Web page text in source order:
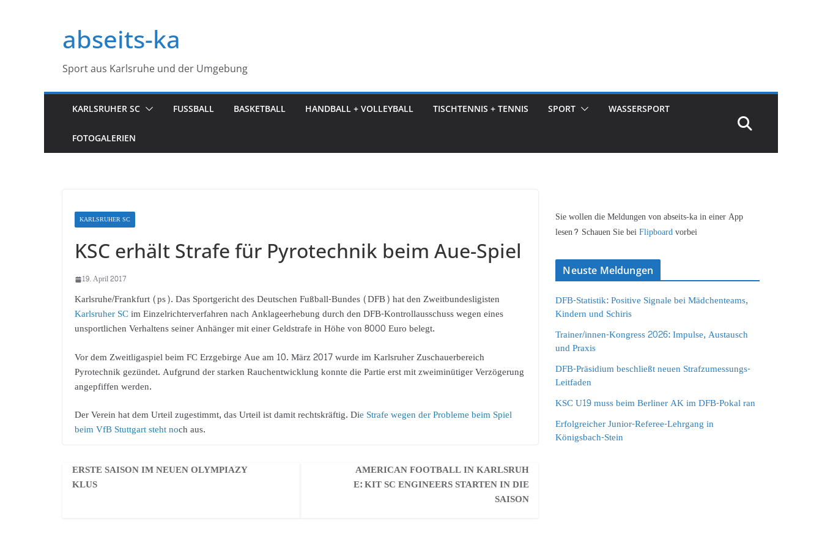
springenabseits-ka
Sport aus Karlsruhe und der Umgebung
KARLSRUHER SC FUSSBALL BASKETBALL HANDBALL + VOLLEYBALL TISCHTENNIS + TENNIS SPORT WASSERSPORT
FOTOGALERIEN
KARLSRUHER SC
KSC erhält Strafe für Pyrotechnik beim Aue-Spiel
19. April 2017
Karlsruhe/Frankfurt (ps). Das Sportgericht des Deutschen Fußball-Bundes (DFB) hat den Zweitbundesligisten
Karlsruher SCim Einzelrichterverfahren nach Anklageerhebung durch den DFB-Kontrollausschuss wegen eines
unsportlichen Verhaltens seiner Anhänger mit einer Geldstrafe in Höhe von 8000 Euro belegt.
Vor dem Zweitligaspiel beim FC Erzgebirge Aue am 10. März 2017 wurde im Karlsruher Zuschauerbereich
Pyrotechnik gezündet. Aufgrund der starken Rauchentwicklung konnte die Partie erst mit zweiminütiger Verzögerung
angepfiffen werden.
Der Verein hat dem Urteil zugestimmt, das Urteil ist damit rechtskräftig. Die Strafe wegen der Probleme beim Spiel
beim VfB Stuttgart steht noch aus.
ERSTE SAISON IM NEUEN OLYMPIAZY
KLUS
AMERICAN FOOTBALL IN KARLSRUH
E: KIT SC ENGINEERS STARTEN IN DIE
SAISON
Sie wollen die Meldungen von abseits-ka in einer App
lesen? Schauen Sie beiFlipboardvorbei
Neuste Meldungen
DFB-Statistik: Positive Signale bei Mädchenteams,
Kindern und Schiris
Trainer/innen-Kongress 2026: Impulse, Austausch
und Praxis
DFB-Präsidium beschließt neuen Strafzumessungs-
Leitfaden
KSC U19 muss beim Berliner AK im DFB-Pokal ran
Erfolgreicher Junior-Referee-Lehrgang in
Königsbach-Stein